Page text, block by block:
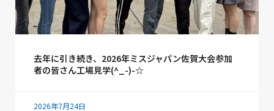
去年に引き続き、2026年ミスジャパン佐賀大会参加
者の皆さん工場見学(^_-)-☆
2026年7月24日